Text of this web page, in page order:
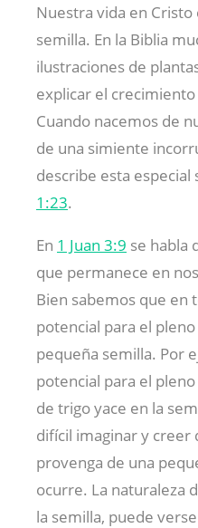
Nuestra vida en
semilla. En la Biblia
ilustraciones de
explicar el
Cuando nacemos de
de una simiente
describe esta especial
1:23.
En 1 Juan 3:9 se habla
que permanece en
Bien sabemos que en
potencial para el
pequeña semilla. Por
potencial para el
de trigo yace en la
difícil imaginar y
provenga de una
ocurre. La naturaleza
la semilla, puede